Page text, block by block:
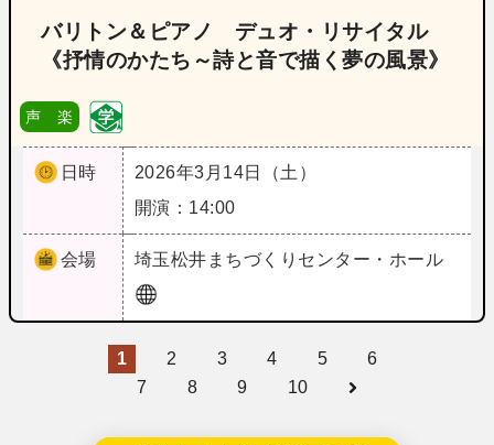
バリトン＆ピアノ デュオ・リサイタル
《抒情のかたち～詩と音で描く夢の風景》
声 楽
日時
2026年3月14日（土）
開演：14:00
会場 埼玉松井まちづくりセンター・ホール
1 2 3 4 5
6
7
8 9 10